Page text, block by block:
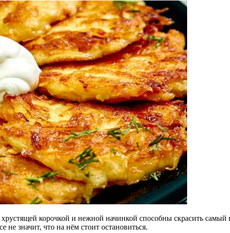
корочкой и нежной начинкой способны скрасить
не значит, что на нём стоит остановиться.